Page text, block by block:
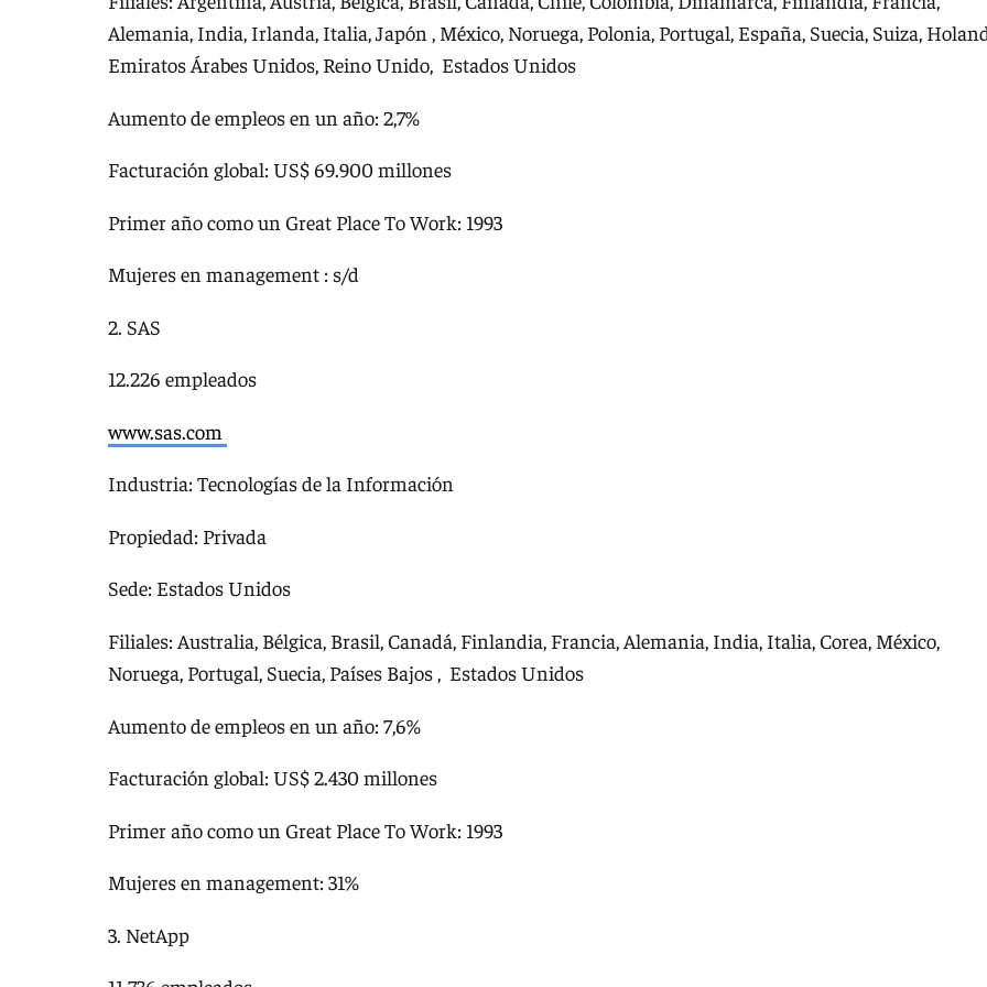
Alemania, India, Irlanda, Italia, Japón , México, Noruega, Polonia, Portugal, España, Suecia, Suiza,
Emiratos Árabes Unidos, Reino Unido, Estados Unidos
Aumento de empleos en un año: 2,7%
Facturación global: US$ 69.900 millones
Primer año como un Great Place To Work: 1993
Mujeres en management : s/d
2. SAS
12.226 empleados
www.sas.com
Industria: Tecnologías de la Información
Propiedad: Privada
Sede: Estados Unidos
Filiales: Australia, Bélgica, Brasil, Canadá, Finlandia, Francia, Alemania, India, Italia, Corea, México,
Noruega, Portugal, Suecia, Países Bajos , Estados Unidos
Aumento de empleos en un año: 7,6%
Facturación global: US$ 2.430 millones
Primer año como un Great Place To Work: 1993
Mujeres en management: 31%
3. NetApp